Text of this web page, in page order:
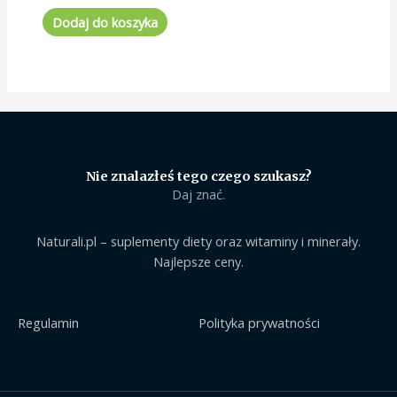
na
5
Dodaj do koszyka
Nie znalazłeś tego czego szukasz?
Daj znać.
Naturali.pl – suplementy diety oraz witaminy i minerały.
Najlepsze ceny.
Regulamin Polityka prywatności